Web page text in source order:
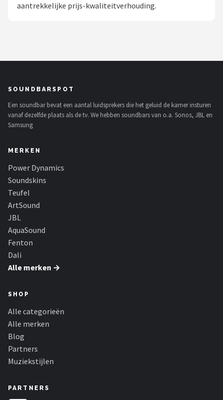
Power Dynamics
JBL
AquaSound
Fenton
Dali
Ultimea
Carlinkit
Alle merken →
aantrekkelijke prijs-kwaliteitverhouding.
SOUNDBARSPOT
Een soundbar bevat een aantal luidsprekers die het geluid de kamer insturen
vanaf dezelfde plaats als de tv. We hebben soundbars van o.a. Sonos, JBL en
Samsung
MERKEN
Power Dynamics
Soundskins
Teufel
ArtSound
JBL
AquaSound
Fenton
Dali
Alle merken →
SHOP
Alle categorieën
Alle merken
Blog
Partners
Muziekstijlen
PARTNERS